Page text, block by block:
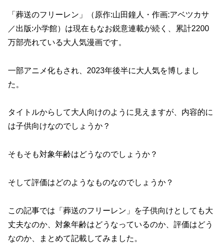
「葬送のフリーレン」（原作:山田鐘人・作画:アベツカサ
／出版:小学館）は現在もなお鋭意連載が続く、累計2200
万部売れている大人気漫画です。
一部アニメ化もされ、2023年後半に大人気を博しまし
た。
タイトルからして大人向けのように見えますが、内容的に
は子供向けなのでしょうか？
そもそも対象年齢はどうなのでしょうか？
そして評価はどのようなものなのでしょうか？
この記事では「葬送のフリーレン」を子供向けとしても大
丈夫なのか、対象年齢はどうなっているのか、評価はどう
なのか、まとめて記載してみました。